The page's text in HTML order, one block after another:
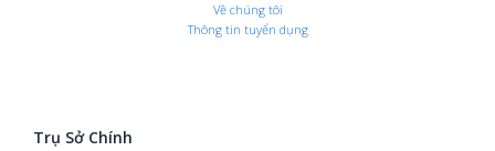
Về chúng tôi
Thông tin tuyển dụng
Trụ Sở Chính